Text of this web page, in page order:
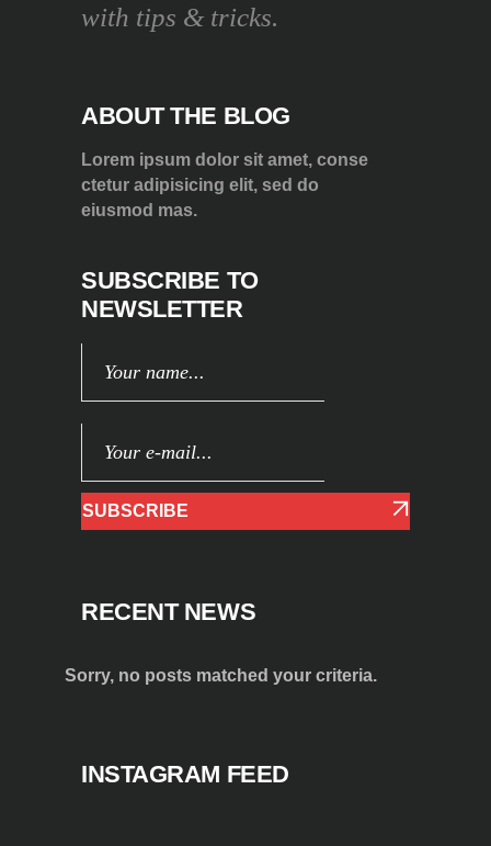
with tips & tricks.
ABOUT THE BLOG
Lorem ipsum dolor sit amet, conse
ctetur adipisicing elit, sed do
eiusmod mas.
SUBSCRIBE TO
NEWSLETTER
SUBSCRIBE
RECENT NEWS
Sorry, no posts matched your criteria.
INSTAGRAM FEED